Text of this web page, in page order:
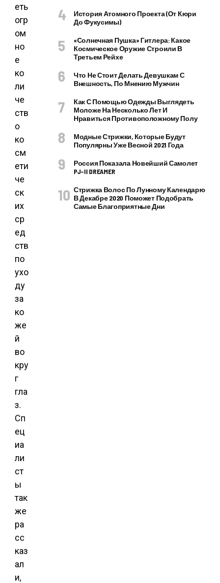
еть
огр
ом
но
е
ко
ли
че
ств
о
ко
см
ети
че
ск
их
ср
ед
ств
по
ухо
ду
за
ко
же
й
во
кру
г
гла
з.
Сп
ец
иа
ли
ст
ы
так
же
ра
сс
каз
ал
и,
История Атомного Проекта (от Кюри
До Фукусимы)
«Солнечная Пушка» Гитлера: Какое
Космическое Оружие Строили В
Третьем Рейхе
Что Не Стоит Делать Девушкам С
Внешность, По Мнению Мужчин
Как С Помощью Одежды Выглядеть
Моложе На Несколько Лет И
Нравиться Противоположному Полу
Модные Стрижки, Которые Будут
Популярны Уже Весной 2021 Года
Россия Показала Новейший Самолет
PJ–II DREAMER
Стрижка Волос По Лунному Календарю
В Декабре 2020 Поможет Подобрать
Самые Благоприятные Дни